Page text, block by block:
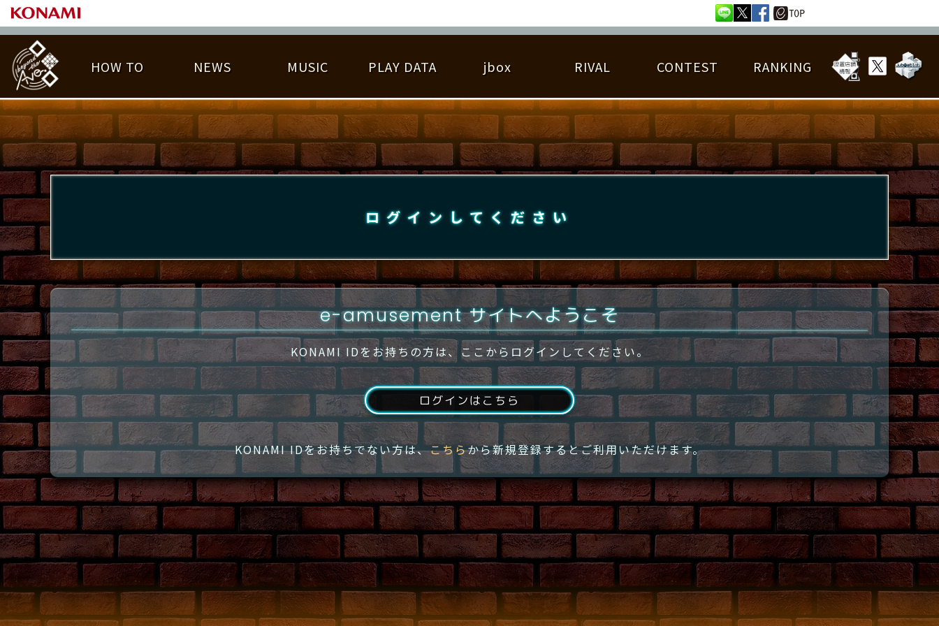
HOW TO
基本の遊び方 遊び方ガイド
NEWS MUSIC
遊べる楽曲 アーティスト紹介
PLAY DATA
PLAY DATA TOP EMBLEM ゆびベル 楽曲データ 詳細楽曲データ
称号 プレー履歴 プレーグラフ ねんごろチャレンジ EDIT譜面
jbox RIVAL
ライバル一覧 逆ライバル一覧 ライバル比較 プレーヤー検索 フレンドリスト
CONTEST
大会参加 大会開催 大会参加情報 大会とは？
RANKING
LICENSE HIT CHART ORIGINAL HIT CHART BEST SCORE RANKING TOTAL BEST SCORE RANKING
ログインしてください
e-amusement サイトへようこそ
KONAMI IDをお持ちの方は、ここからログインしてください。
ログインはこちら
KONAMI IDをお持ちでない方は、こちらから新規登録するとご利用いただけます。